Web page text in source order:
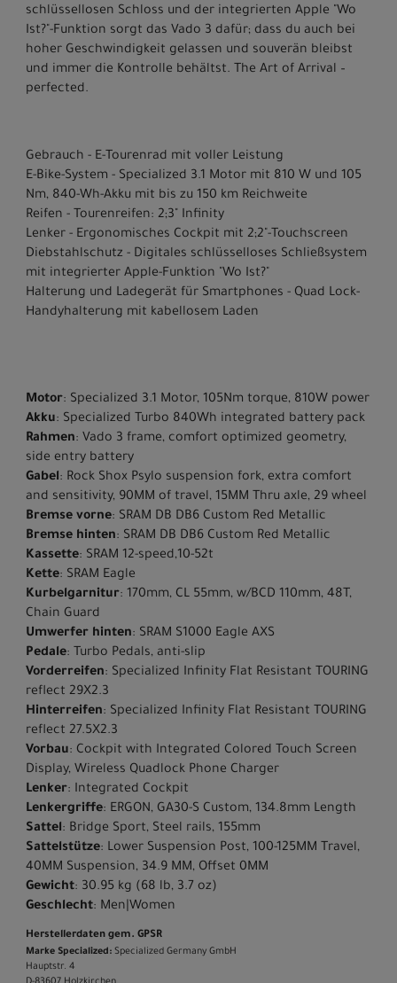
schlüssellosen Schloss und der integrierten Apple "Wo
Ist?"-Funktion sorgt das Vado 3 dafür; dass du auch bei
hoher Geschwindigkeit gelassen und souverän bleibst
und immer die Kontrolle behältst. The Art of Arrival –
perfected.
Gebrauch - E-Tourenrad mit voller Leistung
E-Bike-System - Specialized 3.1 Motor mit 810 W und 105
Nm, 840-Wh-Akku mit bis zu 150 km Reichweite
Reifen - Tourenreifen: 2;3" Infinity
Lenker - Ergonomisches Cockpit mit 2;2"-Touchscreen
Diebstahlschutz - Digitales schlüsselloses Schließsystem
mit integrierter Apple-Funktion "Wo Ist?"
Halterung und Ladegerät für Smartphones - Quad Lock-
Handyhalterung mit kabellosem Laden
Motor: Specialized 3.1 Motor, 105Nm torque, 810W power
Akku: Specialized Turbo 840Wh integrated battery pack
Rahmen: Vado 3 frame, comfort optimized geometry,
side entry battery
Gabel: Rock Shox Psylo suspension fork, extra comfort
and sensitivity, 90MM of travel, 15MM Thru axle, 29 wheel
Bremse vorne: SRAM DB DB6 Custom Red Metallic
Bremse hinten: SRAM DB DB6 Custom Red Metallic
Kassette: SRAM 12-speed,10-52t
Kette: SRAM Eagle
Kurbelgarnitur: 170mm, CL 55mm, w/BCD 110mm, 48T,
Chain Guard
Umwerfer hinten: SRAM S1000 Eagle AXS
Pedale: Turbo Pedals, anti-slip
Vorderreifen: Specialized Infinity Flat Resistant TOURING
reflect 29X2.3
Hinterreifen: Specialized Infinity Flat Resistant TOURING
reflect 27.5X2.3
Vorbau: Cockpit with Integrated Colored Touch Screen
Display, Wireless Quadlock Phone Charger
Lenker: Integrated Cockpit
Lenkergriffe: ERGON, GA30-S Custom, 134.8mm Length
Sattel: Bridge Sport, Steel rails, 155mm
Sattelstütze: Lower Suspension Post, 100-125MM Travel,
40MM Suspension, 34.9 MM, Offset 0MM
Gewicht: 30.95 kg (68 lb, 3.7 oz)
Geschlecht: Men|Women
Herstellerdaten gem. GPSR
Marke Specialized: Specialized Germany GmbH
Hauptstr. 4